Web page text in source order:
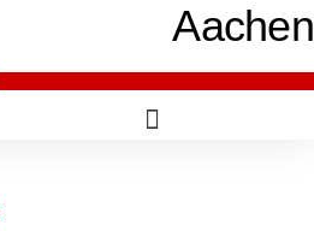
Aachen